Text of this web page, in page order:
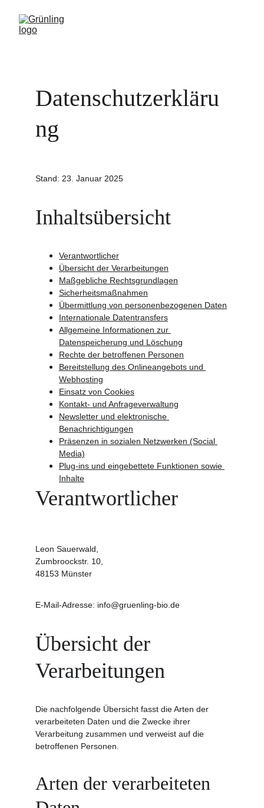
Datenschutzerkläru
ng
Stand: 23. Januar 2025
Inhaltsübersicht
Verantwortlicher
Übersicht der Verarbeitungen
Maßgebliche Rechtsgrundlagen
Sicherheitsmaßnahmen
Übermittlung von personenbezogenen Daten
Internationale Datentransfers
Allgemeine Informationen zur
Datenspeicherung und Löschung
Rechte der betroffenen Personen
Bereitstellung des Onlineangebots und
Webhosting
Einsatz von Cookies
Kontakt- und Anfrageverwaltung
Newsletter und elektronische
Benachrichtigungen
Präsenzen in sozialen Netzwerken (Social
Media)
Plug-ins und eingebettete Funktionen sowie
Inhalte
Verantwortlicher
Leon Sauerwald,
Zumbroockstr. 10,
48153 Münster
E-Mail-Adresse: info@gruenling-bio.de
Übersicht der
Verarbeitungen
Die nachfolgende Übersicht fasst die Arten der
verarbeiteten Daten und die Zwecke ihrer
Verarbeitung zusammen und verweist auf die
betroffenen Personen.
Arten der verarbeiteten